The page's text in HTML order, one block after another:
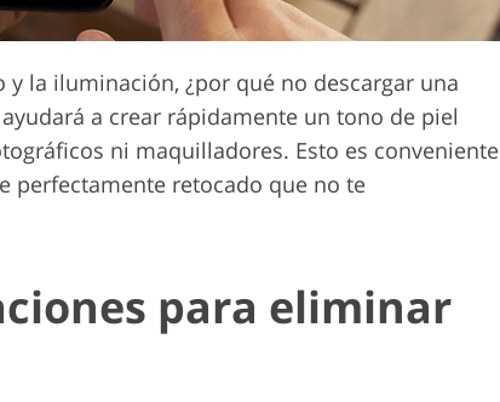
la iluminación, ¿por qué no descargar una
a crear rápidamente un tono de piel
ni maquilladores. Esto es conveniente
perfectamente retocado que no te
para eliminar